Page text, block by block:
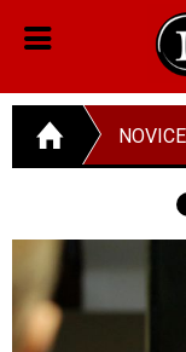
NOVICE